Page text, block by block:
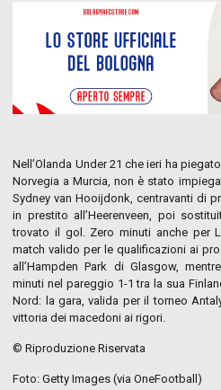
Nell’Olanda Under 21 che ieri ha
Norvegia a Murcia, non è stato
Sydney van Hooijdonk, centravanti di
in prestito all’Heerenveen, poi
trovato il gol. Zero minuti anche per
match valido per le qualificazioni ai
all’Hampden Park di Glasgow,
minuti nel pareggio 1-1 tra la sua
Nord: la gara, valida per il torneo
vittoria dei macedoni ai rigori.
© Riproduzione Riservata
Foto: Getty Images (via OneFootball)